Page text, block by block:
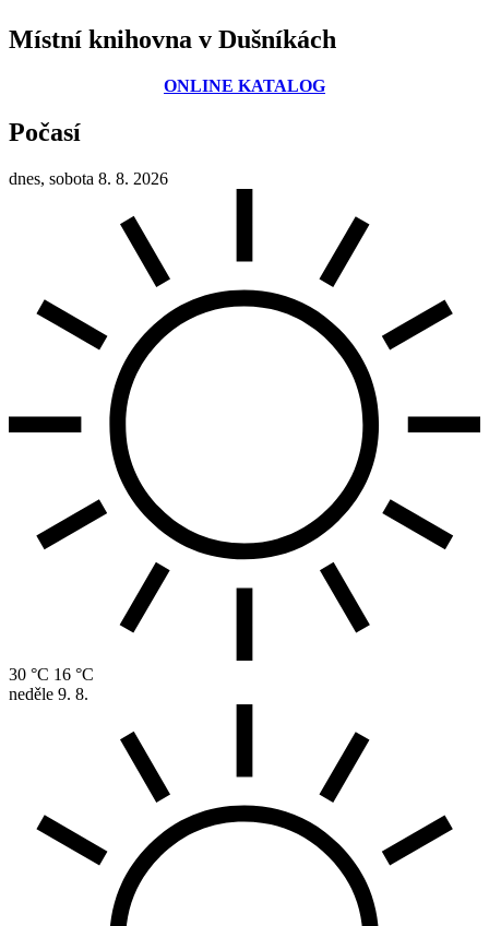
Místní knihovna v Dušníkách
ONLINE KATALOG
Počasí
dnes, sobota 8. 8. 2026
30 °C 16 °C
neděle 9. 8.